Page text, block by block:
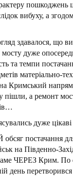
пошкоджень
вибуху, а
здавалося, що
дуже
та темпи
матеріально-
на Кримський
пішли, а ремонт
дуже
постачання
на Південно-
ЧЕРЕЗ Крим. По
день перетворився